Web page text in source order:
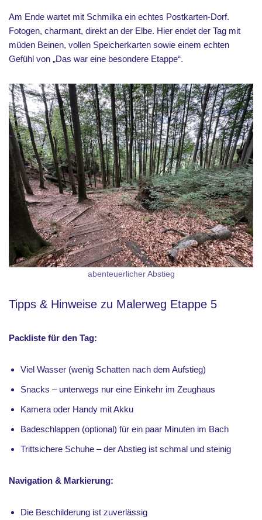
Am Ende wartet mit Schmilka ein echtes Postkarten-Dorf.
Fotogen, charmant, direkt an der Elbe. Hier endet der Tag mit
müden Beinen, vollen Speicherkarten sowie einem echten
Gefühl von „Das war eine besondere Etappe“.
abenteuerlicher Abstieg
Tipps & Hinweise zu Malerweg Etappe 5
Packliste für den Tag:
Viel Wasser (wenig Schatten nach dem Aufstieg)
Snacks – unterwegs nur eine Einkehr im Zeughaus
Kamera oder Handy mit Akku
Badeschlappen (optional) für ein paar Minuten im Bach
Trittsichere Schuhe – der Abstieg ist schmal und steinig
Navigation & Markierung:
Die Beschilderung ist zuverlässig